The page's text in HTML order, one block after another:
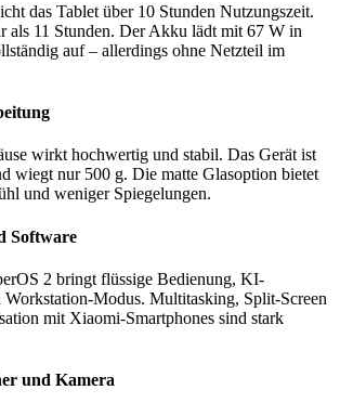
das Tablet über 10 Stunden Nutzungszeit.
als 11 Stunden. Der Akku lädt mit 67 W in
auf – allerdings ohne Netzteil im
wirkt hochwertig und stabil. Das Gerät ist
wiegt nur 500 g. Die matte Glasoption bietet
und weniger Spiegelungen.
Software
2 bringt flüssige Bedienung, KI-
Modus. Multitasking, Split-Screen
mit Xiaomi-Smartphones sind stark
und Kamera